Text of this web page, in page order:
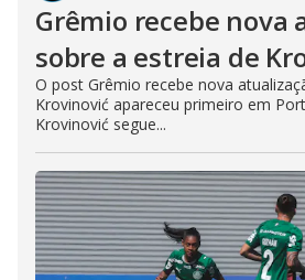
Grêmio recebe nova
sobre a estreia de
O post Grêmio recebe nova
Krovinović apareceu primeiro em
Krovinović segue...